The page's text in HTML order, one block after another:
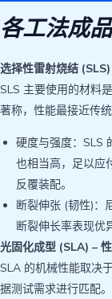
各工法成
选择性雷射烧结
SLS 主要使用的材料
著称，性能最接近传
硬度与强度：SLS
也相当高，足以应
反覆装配。
断裂伸张 (韧性)：
断裂伸长率表现优
光固化成型 (SLA) –
SLA 的机械性能取决
据测试需求进行匹配。